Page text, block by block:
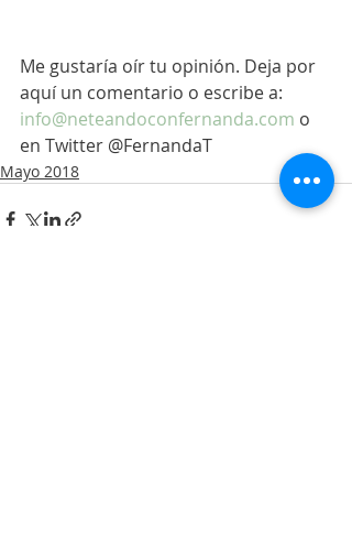
Me gustaría oír tu opinión. Deja por
aquí un comentario o escribe a:
info@neteandoconfernanda.com o
en Twitter @FernandaT
Mayo 2018